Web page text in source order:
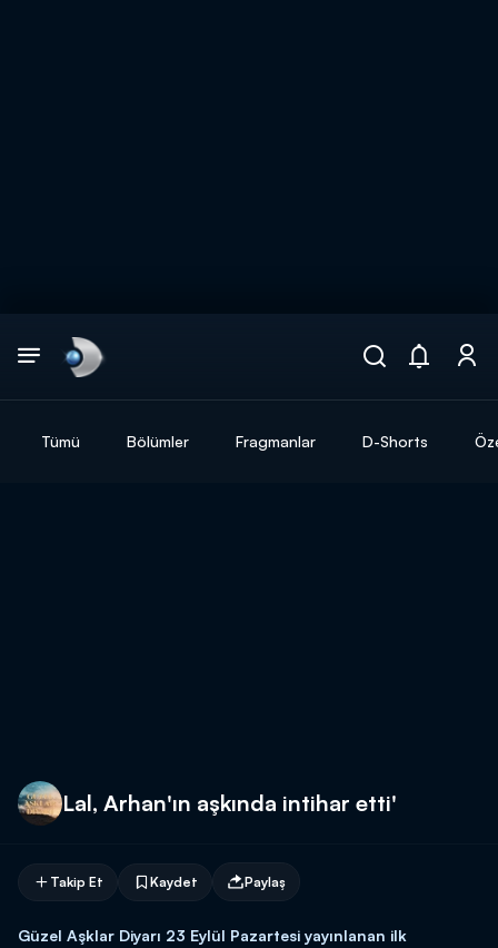
Tümü Bölümler Fragmanlar D-Shorts
Lal, Arhan'ın aşkında intihar etti'
Takip Et Kaydet Paylaş
Güzel Aşklar Diyarı 23 Eylül Pazartesi yayınlanan ilk